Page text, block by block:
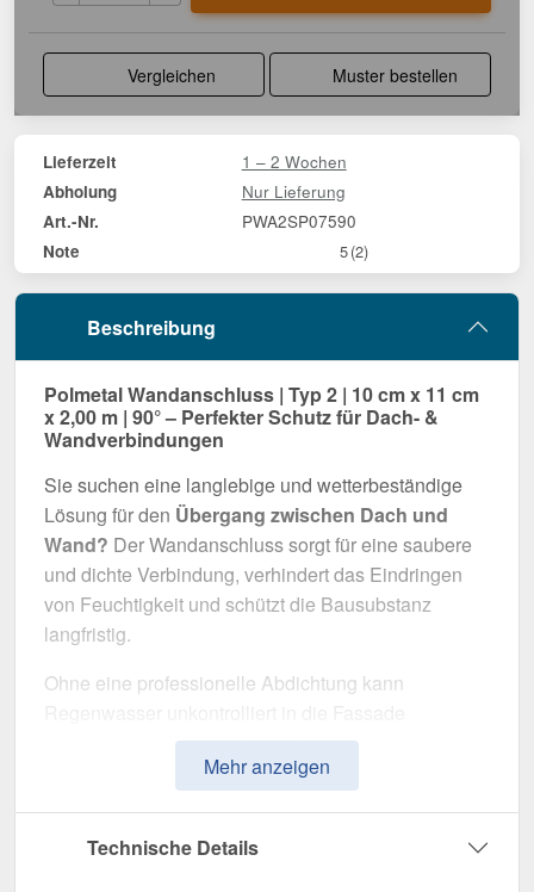
Vergleichen Muster bestellen
Lieferzeit 1 – 2 Wochen
Abholung Nur Lieferung
Art.-Nr. PWA2SP07590
Note 5(2)
Beschreibung
Polmetal Wandanschluss | Typ 2 | 10 cm x 11 cm
x 2,00 m | 90° – Perfekter Schutz für Dach- &
Wandverbindungen
Sie suchen eine langlebige und wetterbeständige
Lösung für den Übergang zwischen Dach und
Wand? Der Wandanschluss sorgt für eine saubere
und dichte Verbindung, verhindert das Eindringen
von Feuchtigkeit und schützt die Bausubstanz
langfristig.
Ohne eine professionelle Abdichtung kann
eindringen und langfristig Schäden verursachen.
Dieser Wandanschluss wurde speziell entwickelt,
Montage, hohe Widerstandsfähigkeit und eine
Mehr anzeigen
Technische Details